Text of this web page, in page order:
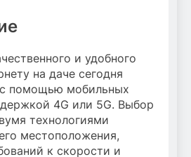
и удобного
на даче сегодня
помощью мобильных
4G или 5G. Выбор
технологиями
местоположения,
к скорости и